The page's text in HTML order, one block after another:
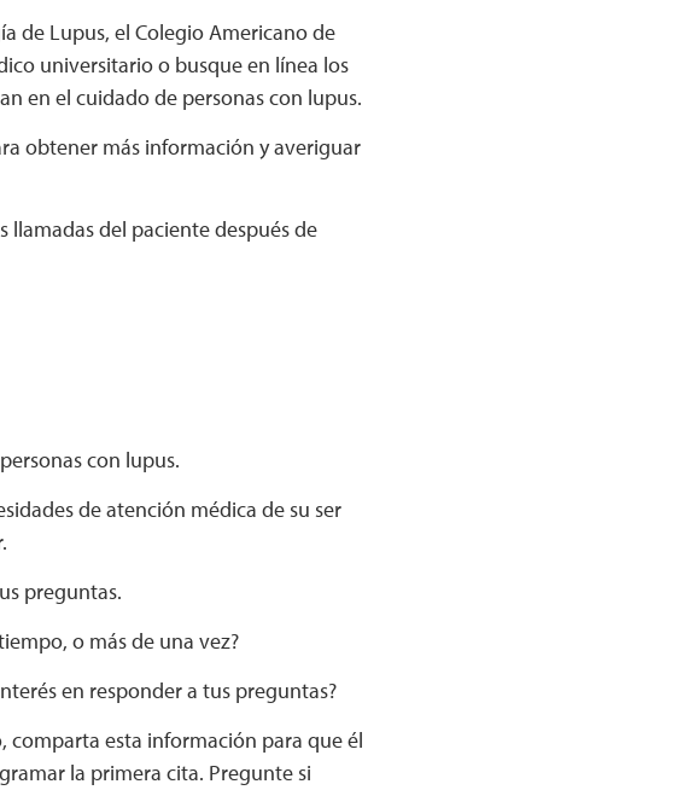
de Lupus, el Colegio Americano de
universitario o busque en línea los
en el cuidado de personas con lupus.
obtener más información y averiguar
llamadas del paciente después de
con lupus.
de atención médica de su ser
preguntas.
o más de una vez?
en responder a tus preguntas?
comparta esta información para que él
la primera cita. Pregunte si